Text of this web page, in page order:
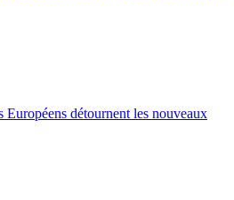
Européens détournent les nouveaux